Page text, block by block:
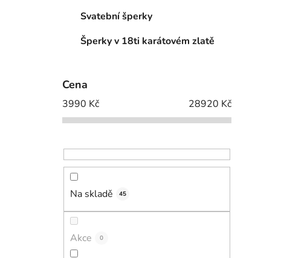
Svatební šperky
Šperky v 18ti karátovém zlatě
Cena
3990 Kč 28920 Kč
Na skladě 45
Akce 0